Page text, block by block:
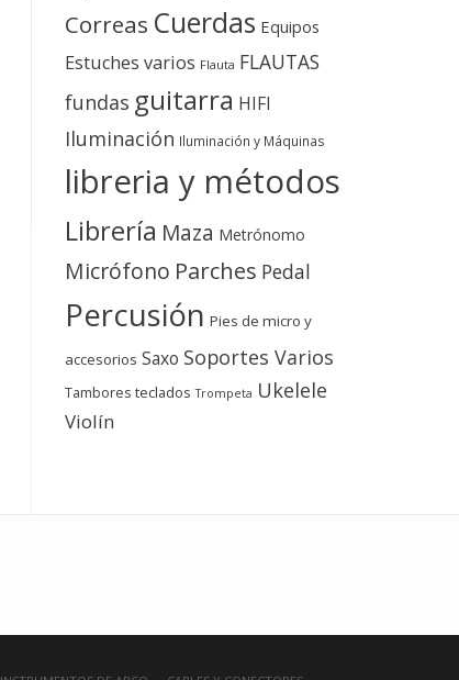
Correas Cuerdas Equipos
Estuches varios Flauta FLAUTAS
fundas guitarra HIFI
Iluminación Iluminación y Máquinas
libreria y métodos
Librería Maza Metrónomo
Micrófono Parches Pedal
Percusión Pies de micro y
accesorios Saxo Soportes Varios
Tambores teclados Trompeta Ukelele
Violín